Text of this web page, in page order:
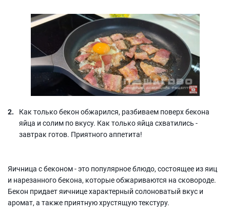
Как только бекон обжарился, разбиваем поверх бекона
яйца и солим по вкусу. Как только яйца схватились -
завтрак готов. Приятного аппетита!
Яичница с беконом - это популярное блюдо, состоящее из яиц
и нарезанного бекона, которые обжариваются на сковороде.
Бекон придает яичнице характерный солоноватый вкус и
аромат, а также приятную хрустящую текстуру.